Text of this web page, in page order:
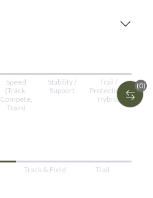
(0)
Speed
(Track,
Compete,
Train)
Stability /
Support
Trail /
Protection /
Hybrid
Track & Field Trail